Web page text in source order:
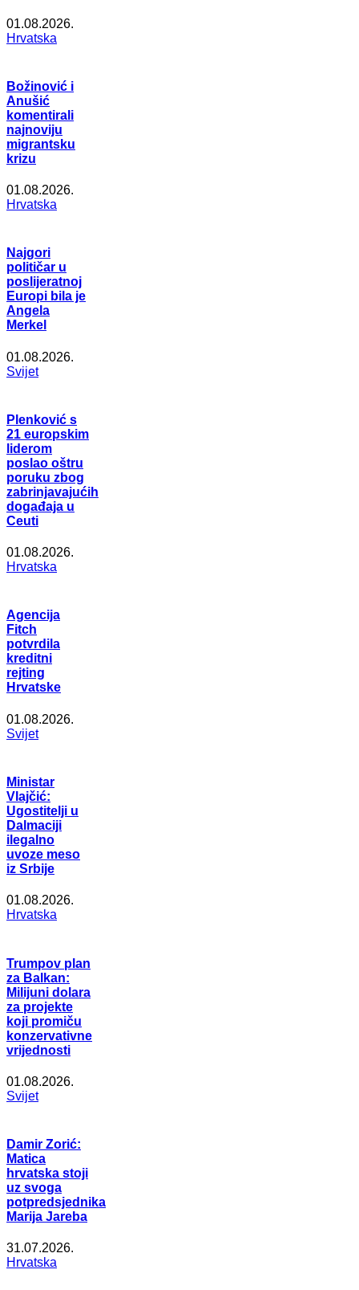
01.08.2026.
Hrvatska
Božinović i
Anušić
komentirali
najnoviju
migrantsku
krizu
01.08.2026.
Hrvatska
Najgori
političar u
poslijeratnoj
Europi bila je
Angela
Merkel
01.08.2026.
Svijet
Plenković s
21 europskim
liderom
poslao oštru
poruku zbog
zabrinjavajućih
događaja u
Ceuti
01.08.2026.
Hrvatska
Agencija
Fitch
potvrdila
kreditni
rejting
Hrvatske
01.08.2026.
Svijet
Ministar
Vlajčić:
Ugostitelji u
Dalmaciji
ilegalno
uvoze meso
iz Srbije
01.08.2026.
Hrvatska
Trumpov plan
za Balkan:
Milijuni dolara
za projekte
koji promiču
konzervativne
vrijednosti
01.08.2026.
Svijet
Damir Zorić:
Matica
hrvatska stoji
uz svoga
potpredsjednika
Marija Jareba
31.07.2026.
Hrvatska